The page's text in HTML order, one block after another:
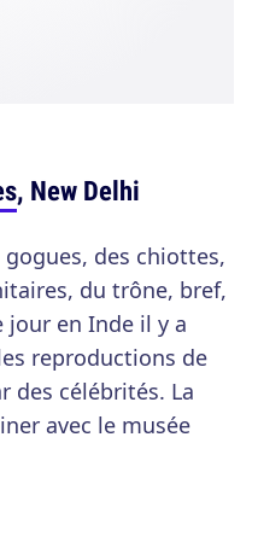
, New Delhi
des chiottes,
du trône, bref,
jour en Inde il y a
reproductions de
des célébrités. La
avec le musée